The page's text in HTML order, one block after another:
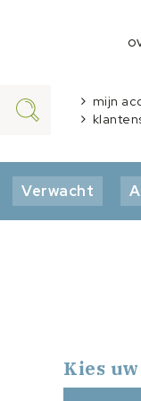
mijn
Verwacht
Kies